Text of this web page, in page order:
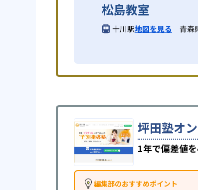
松島教室
十川駅地図を見る 青森
坪田塾オ
1年で偏差値
編集部のおすすめポイント